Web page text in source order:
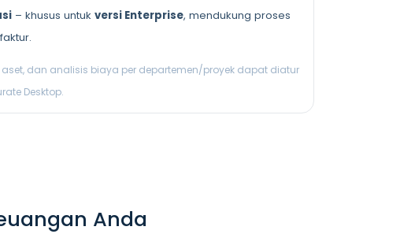
– khusus untuk versi Enterprise, mendukung proses
dan analisis biaya per departemen/proyek dapat diatur
Desktop.
Anda